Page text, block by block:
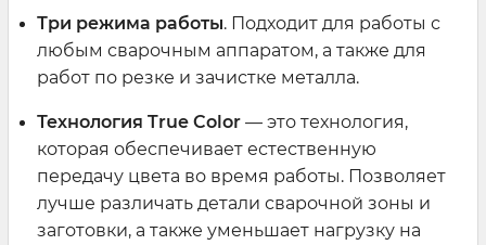
Три режима работы. Подходит для работы с
любым сварочным аппаратом, а также для
работ по резке и зачистке металла.
Технология True Color — это технология,
которая обеспечивает естественную
передачу цвета во время работы. Позволяет
лучше различать детали сварочной зоны и
заготовки, а также уменьшает нагрузку на